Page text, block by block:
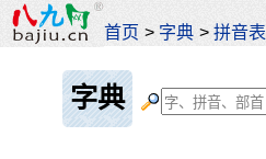
首页 > 字典 >拼音表
字典